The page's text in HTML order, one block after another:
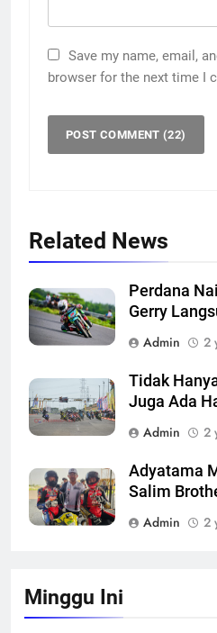
Save my name, email,
browser for the next time I
Related News
Perdana
Gerry
Admin
2
Tidak
Juga Ada
Admin
2
Adyatama
Salim
Admin
2
Minggu Ini